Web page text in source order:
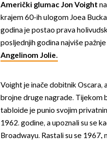
Američki glumac Jon Voight
krajem 60-ih ulogom Joea
godina je postao prava
posljednjih godina najviše
Angelinom Jolie.
Voight je inače dobitnik Oscara,
brojne druge nagrade. Tijekom
tabloide je punio svojim
1962. godine, a upoznali su se
Broadwayu. Rastali su se